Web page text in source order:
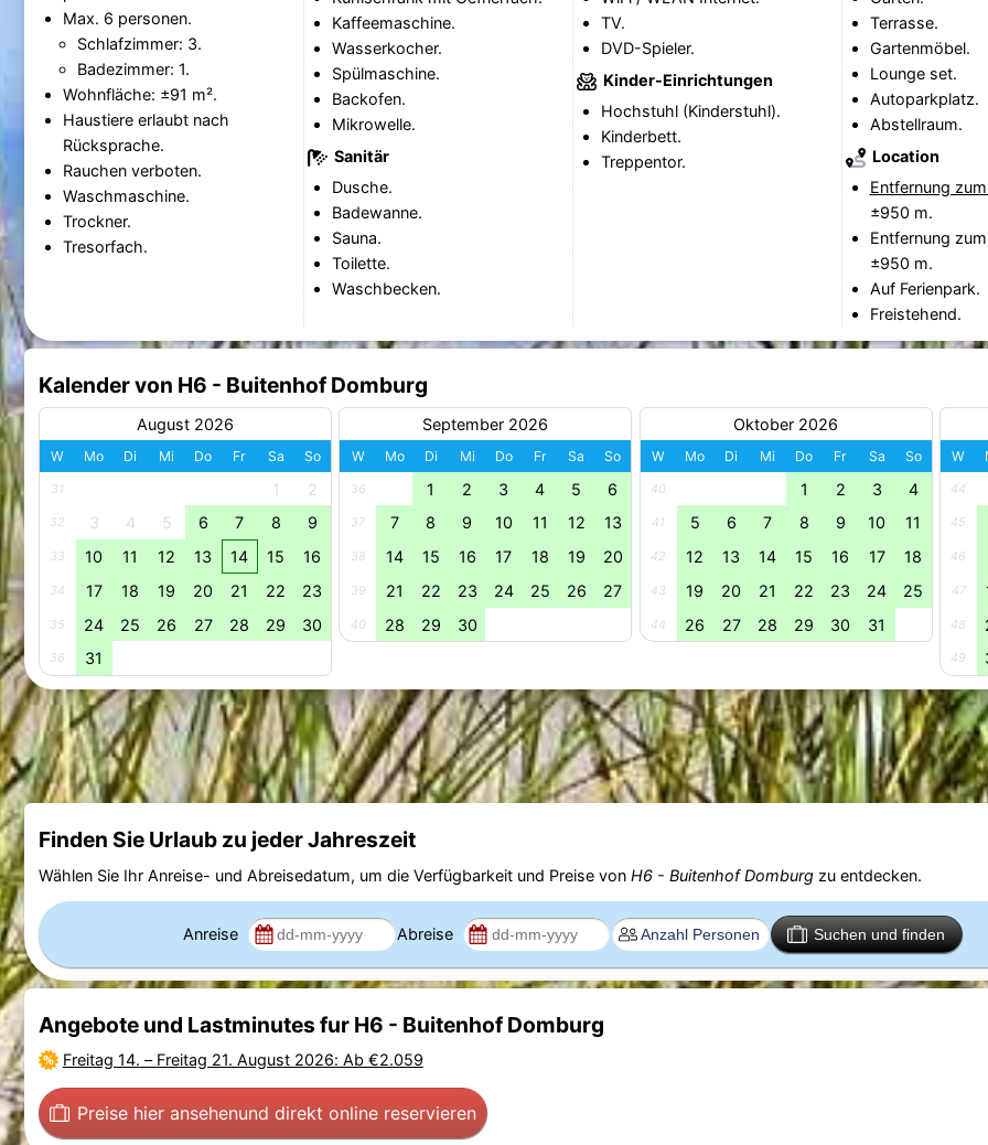
Max. 6 personen.
Schlafzimmer: 3.
Badezimmer: 1.
Wohnfläche: ±91 m².
Haustiere erlaubt nach
Rücksprache.
Rauchen verboten.
Waschmaschine.
Trockner.
Tresorfach.
Kaffeemaschine.
Wasserkocher.
Spülmaschine.
Backofen.
Mikrowelle.
Sanitär
Dusche.
Badewanne.
Sauna.
Toilette.
Waschbecken.
TV.
DVD-Spieler.
Kinder-Einrichtungen
Hochstuhl (Kinderstuhl).
Kinderbett.
Treppentor.
Terrasse.
Gartenmöbel.
Lounge set.
Autoparkplatz.
Abstellraum.
Location
Entfernung
±950 m.
Entfernung
±950 m.
Auf Ferienpark.
Freistehend.
Kalender von H6 - Buitenhof Domburg
August 2026
W Mo Di Mi Do Fr Sa So
31 1 2
32 3 4 5 6 7 8 9
33 10 11 12 13 14 15 16
34 17 18 19 20 21 22 23
35 24 25 26 27 28 29 30
36 31
September 2026
W Mo Di Mi Do Fr Sa So
36 1 2 3 4 5 6
37 7 8 9 10 11 12 13
38 14 15 16 17 18 19 20
39 21 22 23 24 25 26 27
40 28 29 30
Oktober 2026
W Mo Di Mi Do Fr Sa So
40 1 2 3 4
41 5 6 7 8 9 10 11
42 12 13 14 15 16 17 18
43 19 20 21 22 23 24 25
44 26 27 28 29 30 31
W
44
45
46
47
48
49
Finden Sie Urlaub zu jeder Jahreszeit
Wählen Sie Ihr Anreise- und Abreisedatum, um die Verfügbarkeit und Preise von H6 - Buitenhof Domburgzu entdecken.
Anreise Abreise Suchen und finden
Angebote und Lastminutes fur H6 - Buitenhof Domburg
Freitag 14. – Freitag 21. August 2026: Ab €2.059
Preise hier ansehenund direkt online reservieren